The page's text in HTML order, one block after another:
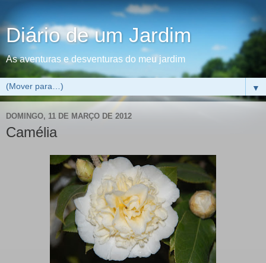
Diário de um Jardim
As aventuras e desventuras do meu jardim
▼
DOMINGO, 11 DE MARÇO DE 2012
Camélia